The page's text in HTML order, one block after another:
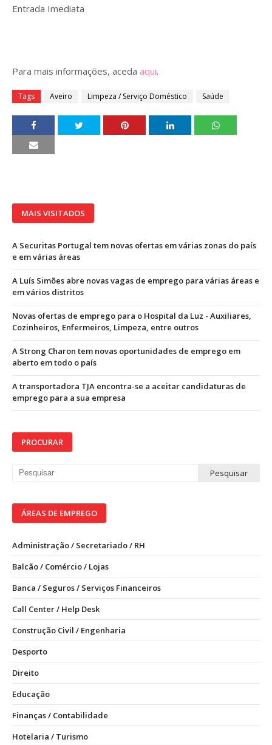
Entrada Imediata
Para mais informações, aceda aqui.
Tags Aveiro Limpeza / Serviço Doméstico Saúde
MAIS VISITADOS
A Securitas Portugal tem novas ofertas em várias zonas do país
e em várias áreas
A Luís Simões abre novas vagas de emprego para várias áreas e
em vários distritos
Novas ofertas de emprego para o Hospital da Luz - Auxiliares,
Cozinheiros, Enfermeiros, Limpeza, entre outros
A Strong Charon tem novas oportunidades de emprego em
aberto em todo o país
A transportadora TJA encontra-se a aceitar candidaturas de
emprego para a sua empresa
PROCURAR
ÁREAS DE EMPREGO
Administração / Secretariado / RH
Balcão / Comércio / Lojas
Banca / Seguros / Serviços Financeiros
Call Center / Help Desk
Construção Civil / Engenharia
Desporto
Direito
Educação
Finanças / Contabilidade
Hotelaria / Turismo